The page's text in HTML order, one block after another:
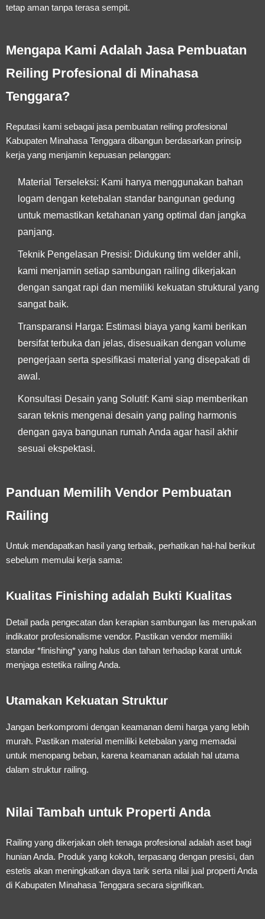
tetap aman tanpa terasa sempit.
Mengapa Kami Adalah Jasa Pembuatan
Reiling Profesional di Minahasa
Tenggara?
Reputasi kami sebagai jasa pembuatan reiling profesional
Kabupaten Minahasa Tenggara dibangun berdasarkan prinsip
kerja yang menjamin kepuasan pelanggan:
Material Terseleksi: Kami hanya menggunakan bahan
logam dengan ketebalan standar bangunan gedung
untuk memastikan ketahanan yang optimal dan jangka
panjang.
Teknik Pengelasan Presisi: Didukung tim welder ahli,
kami menjamin setiap sambungan railing dikerjakan
dengan sangat rapi dan memiliki kekuatan struktural yang
sangat baik.
Transparansi Harga: Estimasi biaya yang kami berikan
bersifat terbuka dan jelas, disesuaikan dengan volume
pengerjaan serta spesifikasi material yang disepakati di
awal.
Konsultasi Desain yang Solutif: Kami siap memberikan
saran teknis mengenai desain yang paling harmonis
dengan gaya bangunan rumah Anda agar hasil akhir
sesuai ekspektasi.
Panduan Memilih Vendor Pembuatan
Railing
Untuk mendapatkan hasil yang terbaik, perhatikan hal-hal berikut
sebelum memulai kerja sama:
Kualitas Finishing adalah Bukti Kualitas
Detail pada pengecatan dan kerapian sambungan las merupakan
indikator profesionalisme vendor. Pastikan vendor memiliki
standar *finishing* yang halus dan tahan terhadap karat untuk
menjaga estetika railing Anda.
Utamakan Kekuatan Struktur
Jangan berkompromi dengan keamanan demi harga yang lebih
murah. Pastikan material memiliki ketebalan yang memadai
untuk menopang beban, karena keamanan adalah hal utama
dalam struktur railing.
Nilai Tambah untuk Properti Anda
Railing yang dikerjakan oleh tenaga profesional adalah aset bagi
hunian Anda. Produk yang kokoh, terpasang dengan presisi, dan
estetis akan meningkatkan daya tarik serta nilai jual properti Anda
di Kabupaten Minahasa Tenggara secara signifikan.